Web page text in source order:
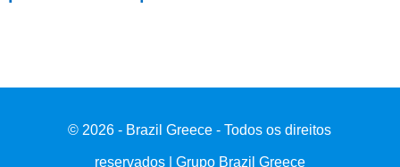
© 2026 - Brazil Greece - Todos os direitos
reservados | Grupo Brazil Greece